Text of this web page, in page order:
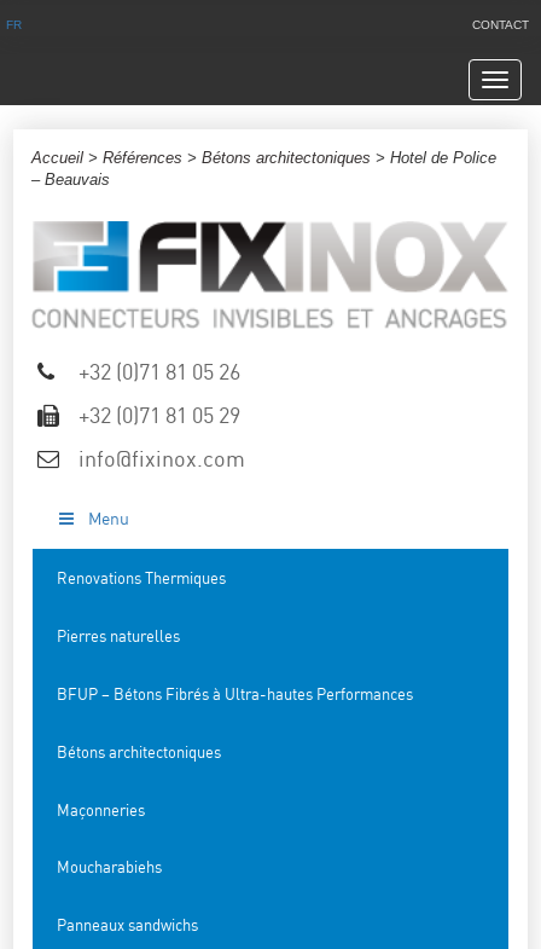
FR CONTACT
Accueil >Références >Bétons architectoniques > Hotel de Police
– Beauvais
+32 (0)71 81 05 26
+32 (0)71 81 05 29
info@fixinox.com
Menu
Renovations Thermiques
Pierres naturelles
BFUP – Bétons Fibrés à Ultra-hautes Performances
Bétons architectoniques
Maçonneries
Moucharabiehs
Panneaux sandwichs